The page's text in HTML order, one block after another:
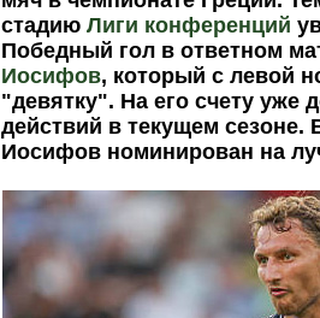
стадиюЛиги конференций
Победный гол в ответном
Иосифов, который с левой
"девятку". На его счету уже
действий в текущем
Иосифов номинирован на